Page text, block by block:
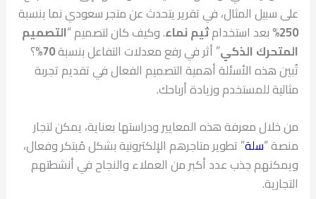
على سبيل المثال، في تقرير يتحدث عن متجر سعودي نما بنسبة
250% بعد استخدامثيم نماء. وكيف كان لتصميم “التصميم
المتحرك الذكي” أثر في رفع معدلات التفاعل بنسبة70% ؟
تُبين هذه الأسئلة أهمية التصميم الفعال في تقديم تجربة
مثالية للمستخدم وزيادة أرباحك.
من خلال معرفة هذه المعايير ودراستها بعناية، يمكن لتجار
منصة “سلة” تطوير متاجرهم الإلكترونية بشكل مُبتكر وفعال،
ويمكنهم جذب عدد أكبر من العملاء والنجاح في أنشطتهم
التجارية.